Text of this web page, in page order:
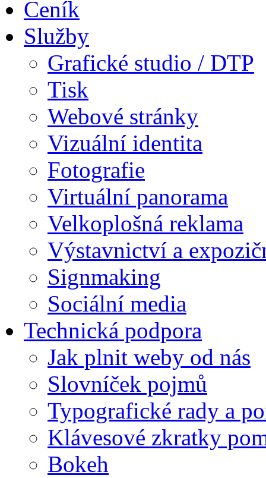
Ceník
Služby
Grafické studio / DTP
Tisk
Webové stránky
Vizuální identita
Fotografie
Virtuální panorama
Velkoplošná reklama
Výstavnictví a
Signmaking
Sociální media
Technická podpora
Jak plnit weby od nás
Slovníček pojmů
Typografické rady a
Klávesové zkratky
Bokeh